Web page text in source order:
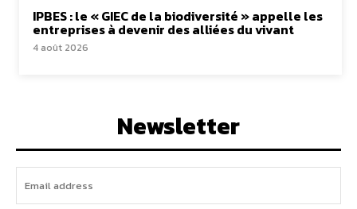
IPBES : le « GIEC de la biodiversité » appelle les
entreprises à devenir des alliées du vivant
4 août 2026
Newsletter